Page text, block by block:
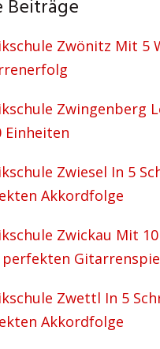
Beiträge
Zwönitz Mit 5
Zwingenberg
Einheiten
Zwiesel In 5
Akkordfolge
Zwickau Mit
perfekten
Zwettl In 5
Akkordfolge